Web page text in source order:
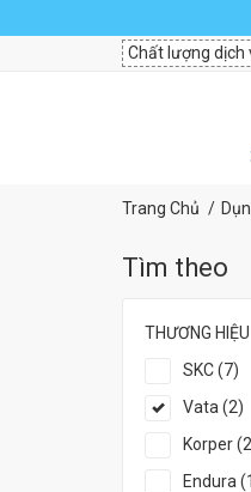
Chất lượng dịch
Trang Chủ
Tìm theo
THƯƠNG HIỆU
SKC (7)
Vata (2)
Korper
Endura